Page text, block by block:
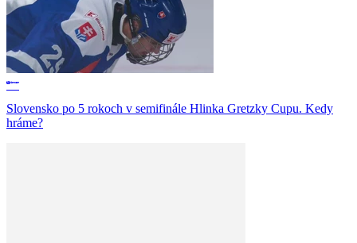
Slovensko po 5 rokoch v semifinále Hlinka Gretzky Cupu. Kedy
hráme?